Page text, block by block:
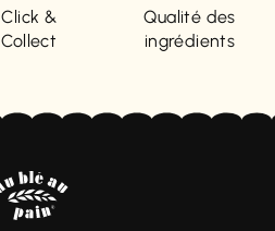
Click &
Collect
Qualité des
ingrédients